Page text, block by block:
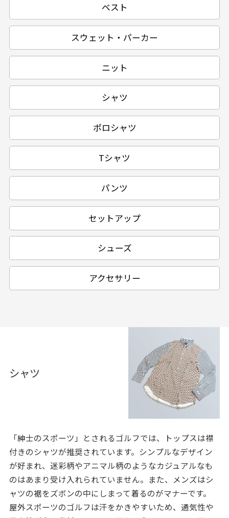
ベスト
スウェット・パーカー
ニット
シャツ
ポロシャツ
Tシャツ
パンツ
セットアップ
シューズ
アクセサリー
シャツ
「紳士のスポーツ」とされるゴルフでは、トップスは襟
付きのシャツが推奨されています。シンプルなデザイン
が好まれ、迷彩柄やアニマル柄のようなカジュアルなも
のはあまり受け入れられていません。また、メンズはシ
ャツの裾をズボンの中にしまって着るのがマナーです。
屋外スポーツのゴルフは汗をかきやすいため、通気性や